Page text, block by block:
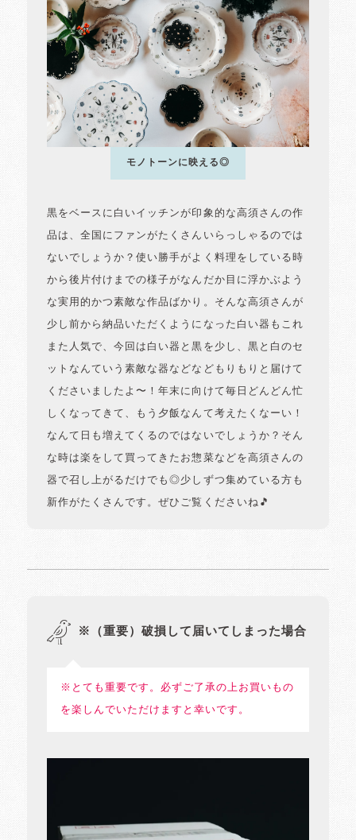
モノトーンに映える◎
黒をベースに白いイッチンが印象的な高須さんの作
品は、全国にファンがたくさんいらっしゃるのでは
ないでしょうか？使い勝手がよく料理をしている時
から後片付けまでの様子がなんだか目に浮かぶよう
な実用的かつ素敵な作品ばかり。そんな高須さんが
少し前から納品いただくようになった白い器もこれ
また人気で、今回は白い器と黒を少し、黒と白のセ
ットなんていう素敵な器などなどもりもりと届けて
くださいましたよ〜！年末に向けて毎日どんどん忙
しくなってきて、もう夕飯なんて考えたくなーい！
なんて日も増えてくるのではないでしょうか？そん
な時は楽をして買ってきたお惣菜などを高須さんの
器で召し上がるだけでも◎少しずつ集めている方も
新作がたくさんです。ぜひご覧くださいね🎵
※（重要）破損して届いてしまった場合
※とても重要です。必ずご了承の上お買いもの
を楽しんでいただけますと幸いです。